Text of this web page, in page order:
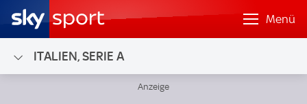
Menü
ITALIEN, SERIE A